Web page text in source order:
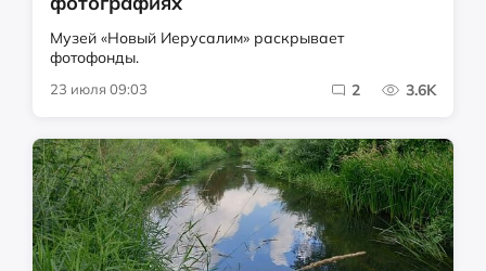
Музей «Новый Иерусалим» раскрывает
фотофонды.
23 июля 09:03 2 3.6K